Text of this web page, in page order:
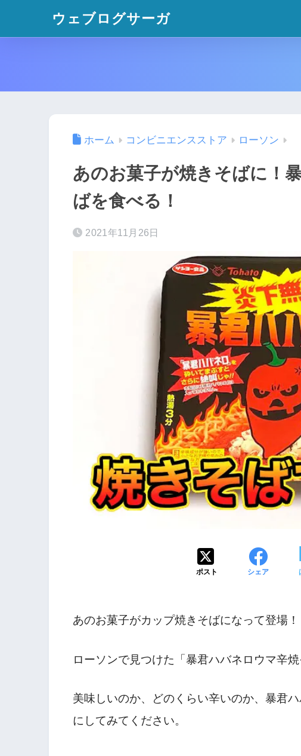
ウェブログサーガ
ホーム コンビニエンスストア ローソン
あのお菓子が焼きそばに！
ばを食べる！
2021年11月26日
ポスト シェア
あのお菓子がカップ焼きそばになって登場！
ローソンで見つけた「暴君ハバネロウマ辛
美味しいのか、どのくらい辛いのか、暴君
にしてみてください。